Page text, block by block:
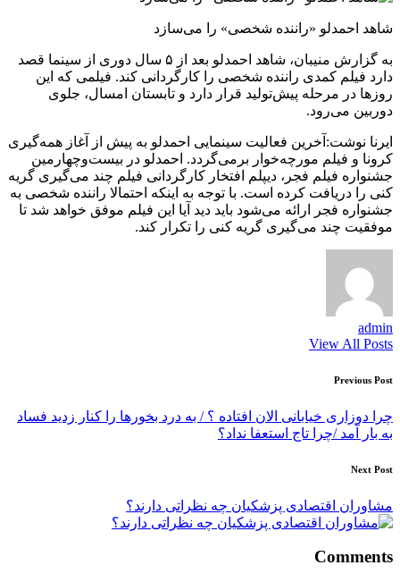
شاهد احمدلو «راننده شخصی» را می‌سازد
به گزارش منیبان، شاهد احمدلو بعد از ۵ سال دوری از سینما قصد
دارد فیلم کمدی راننده شخصی را کارگردانی کند. فیلمی که این
روزها در مرحله پیش‌تولید قرار دارد و تابستان امسال، جلوی
دوربین می‌رود.
ایرنا نوشت:آخرین فعالیت سینمایی احمدلو به پیش از آغاز همه‌گیری
کرونا و فیلم مورچه‌خوار برمی‌گردد. احمدلو در بیست‌وچهارمین
جشنواره فیلم فجر، دیپلم افتخار کارگردانی فیلم چند می‌گیری گریه
کنی را دریافت کرده است. با توجه به اینکه احتمالا راننده شخصی به
جشنواره فجر ارائه می‌شود باید دید آیا این فیلم موفق خواهد شد تا
موفقیت چند می‌گیری گریه کنی را تکرار کند.
admin
View All Posts
Post
navigation
Previous Post
چرا دوزاری خیابانی الان افتاده ؟ / به درد بخورها را کنار زدید فساد
به بار آمد /چرا تاج استعفا نداد؟
Next Post
مشاوران اقتصادی پزشکیان چه نظراتی دارند؟
Comments